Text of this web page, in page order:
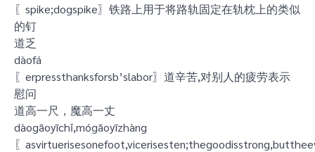
〖spike;dogspike〗铁路上用于将路轨固定在轨枕上的类似
的钉
道乏
dàofá
〖erpressthanksforsb’slabor〗道辛苦,对别人的疲劳表示
慰问
道高一尺，魔高一丈
dàogāoyīchǐ,mógāoyīzhàng
〖